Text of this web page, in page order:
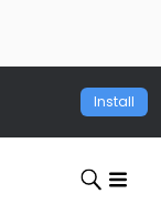
Install